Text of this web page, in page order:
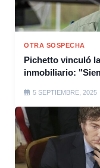
OTRA SOSPECHA
Pichetto vinculó
inmobiliario:
5 SEPTIEMBRE, 2025